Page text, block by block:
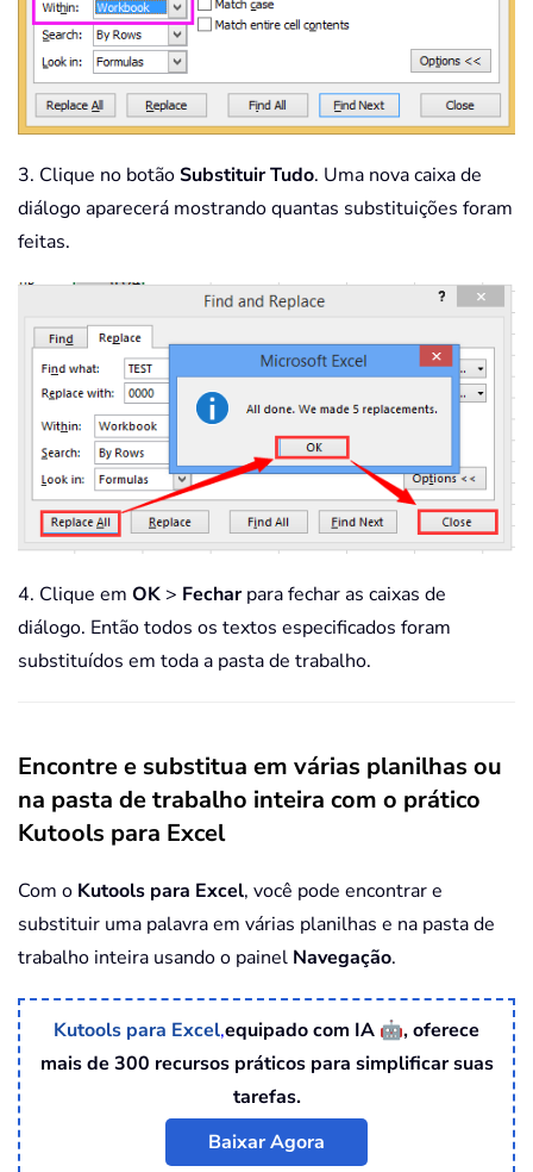
3. Clique no botãoSubstituir Tudo. Uma nova caixa de
diálogo aparecerá mostrando quantas substituições foram
feitas.
4. Clique em OK > Fecharpara fechar as caixas de
diálogo. Então todos os textos especificados foram
substituídos em toda a pasta de trabalho.
Encontre e substitua em várias planilhas ou
na pasta de trabalho inteira com o prático
Kutools para Excel
Com o Kutools para Excel, você pode encontrar e
substituir uma palavra em várias planilhas e na pasta de
trabalho inteira usando o painel Navegação.
Kutools para Excel,equipado com IA 🤖, oferece
mais de 300 recursos práticos para simplificar suas
tarefas.
Baixar Agora